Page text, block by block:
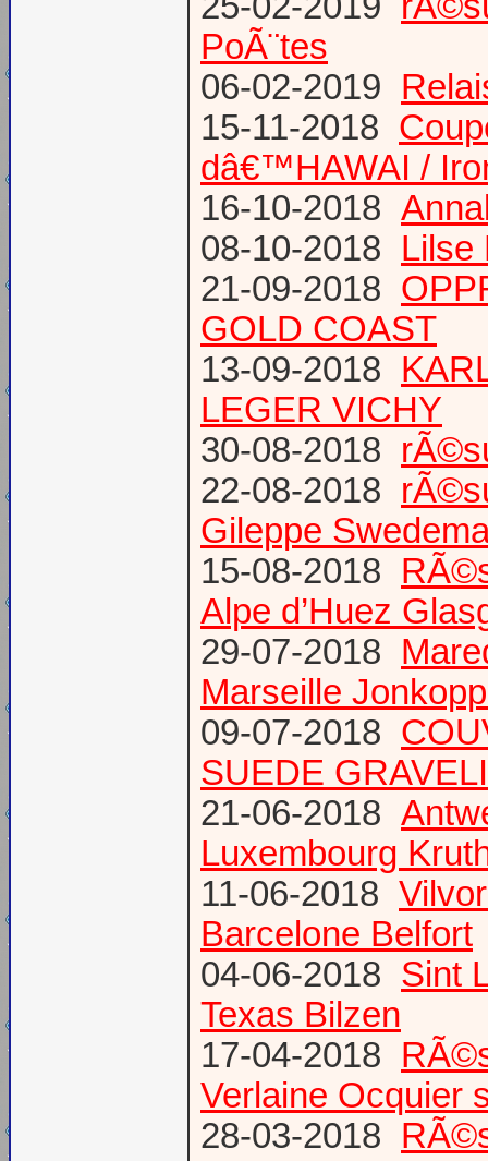
PoÃ¨tes
06-02-2019
15-11-2018
dâ€™HAWAI /
16-10-2018
08-10-2018 Lilse
21-09-2018
GOLD COAST
13-09-2018
LEGER VICHY
30-08-2018
22-08-2018
Gileppe
15-08-2018
Alpe d’Huez
29-07-2018
Marseille
09-07-2018
SUEDE
21-06-2018
Luxembourg
11-06-2018
Barcelone Belfort
04-06-2018 Sint
Texas Bilzen
17-04-2018
Verlaine Ocquier
28-03-2018